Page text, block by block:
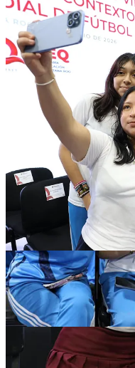
Discusión sobre este post
Comentarios Restacks
Lo mejor de Último
Por supuesto, sigue
© 2026 Expediente
de recolección
Crea tu Substack
Descargar la app
Substackes el hogar de la